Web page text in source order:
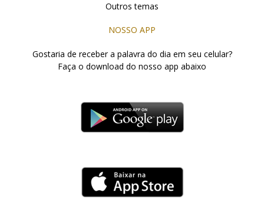
Outros temas
NOSSO APP
Gostaria de receber a palavra do dia em seu celular?
Faça o download do nosso app abaixo